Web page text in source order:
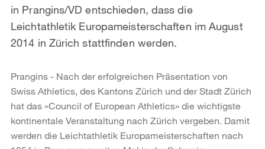
in Prangins/VD entschieden, dass die
Leichtathletik Europameisterschaften im August
2014 in Zürich stattfinden werden.
Prangins - Nach der erfolgreichen Präsentation von
Swiss Athletics, des Kantons Zürich und der Stadt Zürich
hat das «Council of European Athletics» die wichtigste
kontinentale Veranstaltung nach Zürich vergeben. Damit
werden die Leichtathletik Europameisterschaften nach